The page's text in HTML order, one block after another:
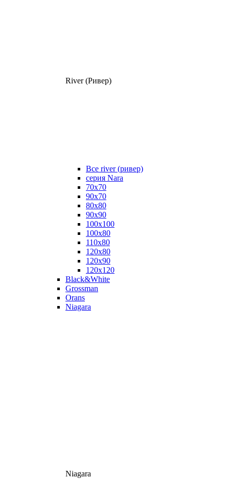
River (Ривер)
Все river (ривер)
серия Nara
70х70
90х70
80x80
90x90
100x100
100х80
110х80
120x80
120х90
120х120
Black&White
Grossman
Orans
Niagara
Niagara